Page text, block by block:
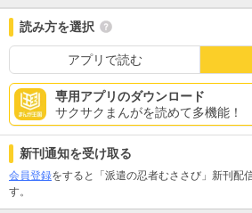
読み方を選択
アプリで読む
専用アプリのダウンロード
サクサクまんがを読めて多機能！
新刊通知を受け取る
会員登録をすると「派遣の忍者むささび」新刊配
す。